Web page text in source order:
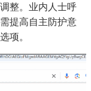
整。业内人士呼
提高自主防护意
项。